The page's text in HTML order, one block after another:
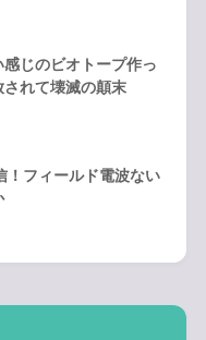
じのビオトープ作っ
れて壊滅の顛末
！フィールド電波ない